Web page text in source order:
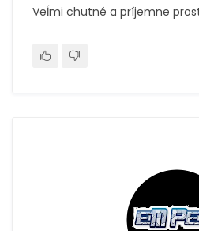
Veĺmi chutné a príjemne